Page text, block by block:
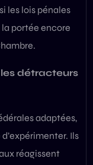
les lois pénales
portée encore
détracteurs
adaptées,
Ils
réagissent